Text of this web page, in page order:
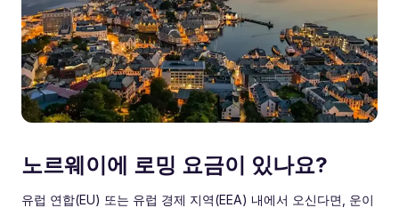
노르웨이에 로밍 요금이 있나요?
유럽 연합(EU) 또는 유럽 경제 지역(EEA) 내에서 오신다면, 운이